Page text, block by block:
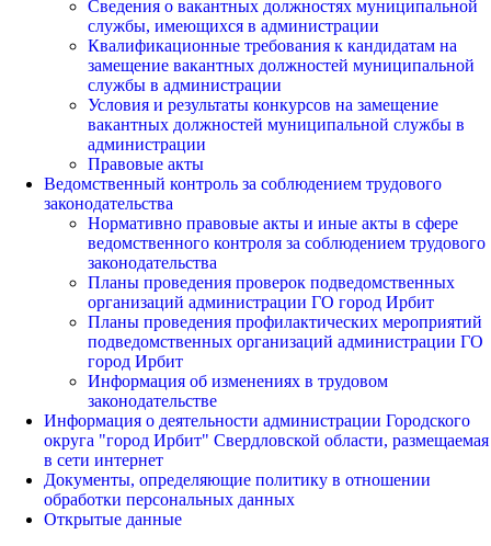
Сведения о вакантных должностях муниципальной
службы, имеющихся в администрации
Квалификационные требования к кандидатам на
замещение вакантных должностей муниципальной
службы в администрации
Условия и результаты конкурсов на замещение
вакантных должностей муниципальной службы в
администрации
Правовые акты
Ведомственный контроль за соблюдением трудового
законодательства
Нормативно правовые акты и иные акты в сфере
ведомственного контроля за соблюдением трудового
законодательства
Планы проведения проверок подведомственных
организаций администрации ГО город Ирбит
Планы проведения профилактических мероприятий
подведомственных организаций администрации ГО
город Ирбит
Информация об изменениях в трудовом
законодательстве
Информация о деятельности администрации Городского
округа "город Ирбит" Свердловской области, размещаемая
в сети интернет
Документы, определяющие политику в отношении
обработки персональных данных
Открытые данные